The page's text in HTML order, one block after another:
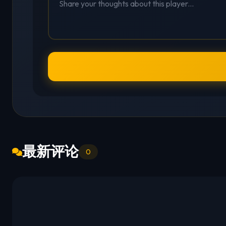
最新评论 0